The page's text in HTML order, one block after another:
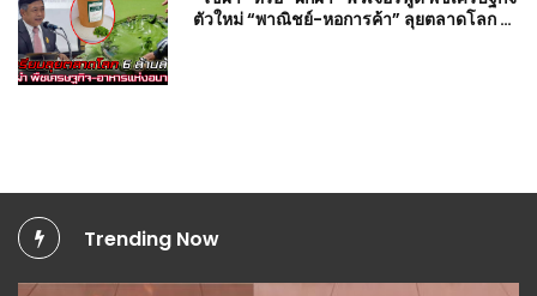
ตัวใหม่ “พาณิชย์-หอการค้า” ลุยตลาดโลก 6
Trending Now